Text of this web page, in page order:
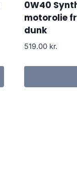
0W40
motorolie
dunk
519.00 kr.